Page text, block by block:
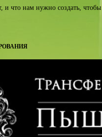
что нам нужно создать,